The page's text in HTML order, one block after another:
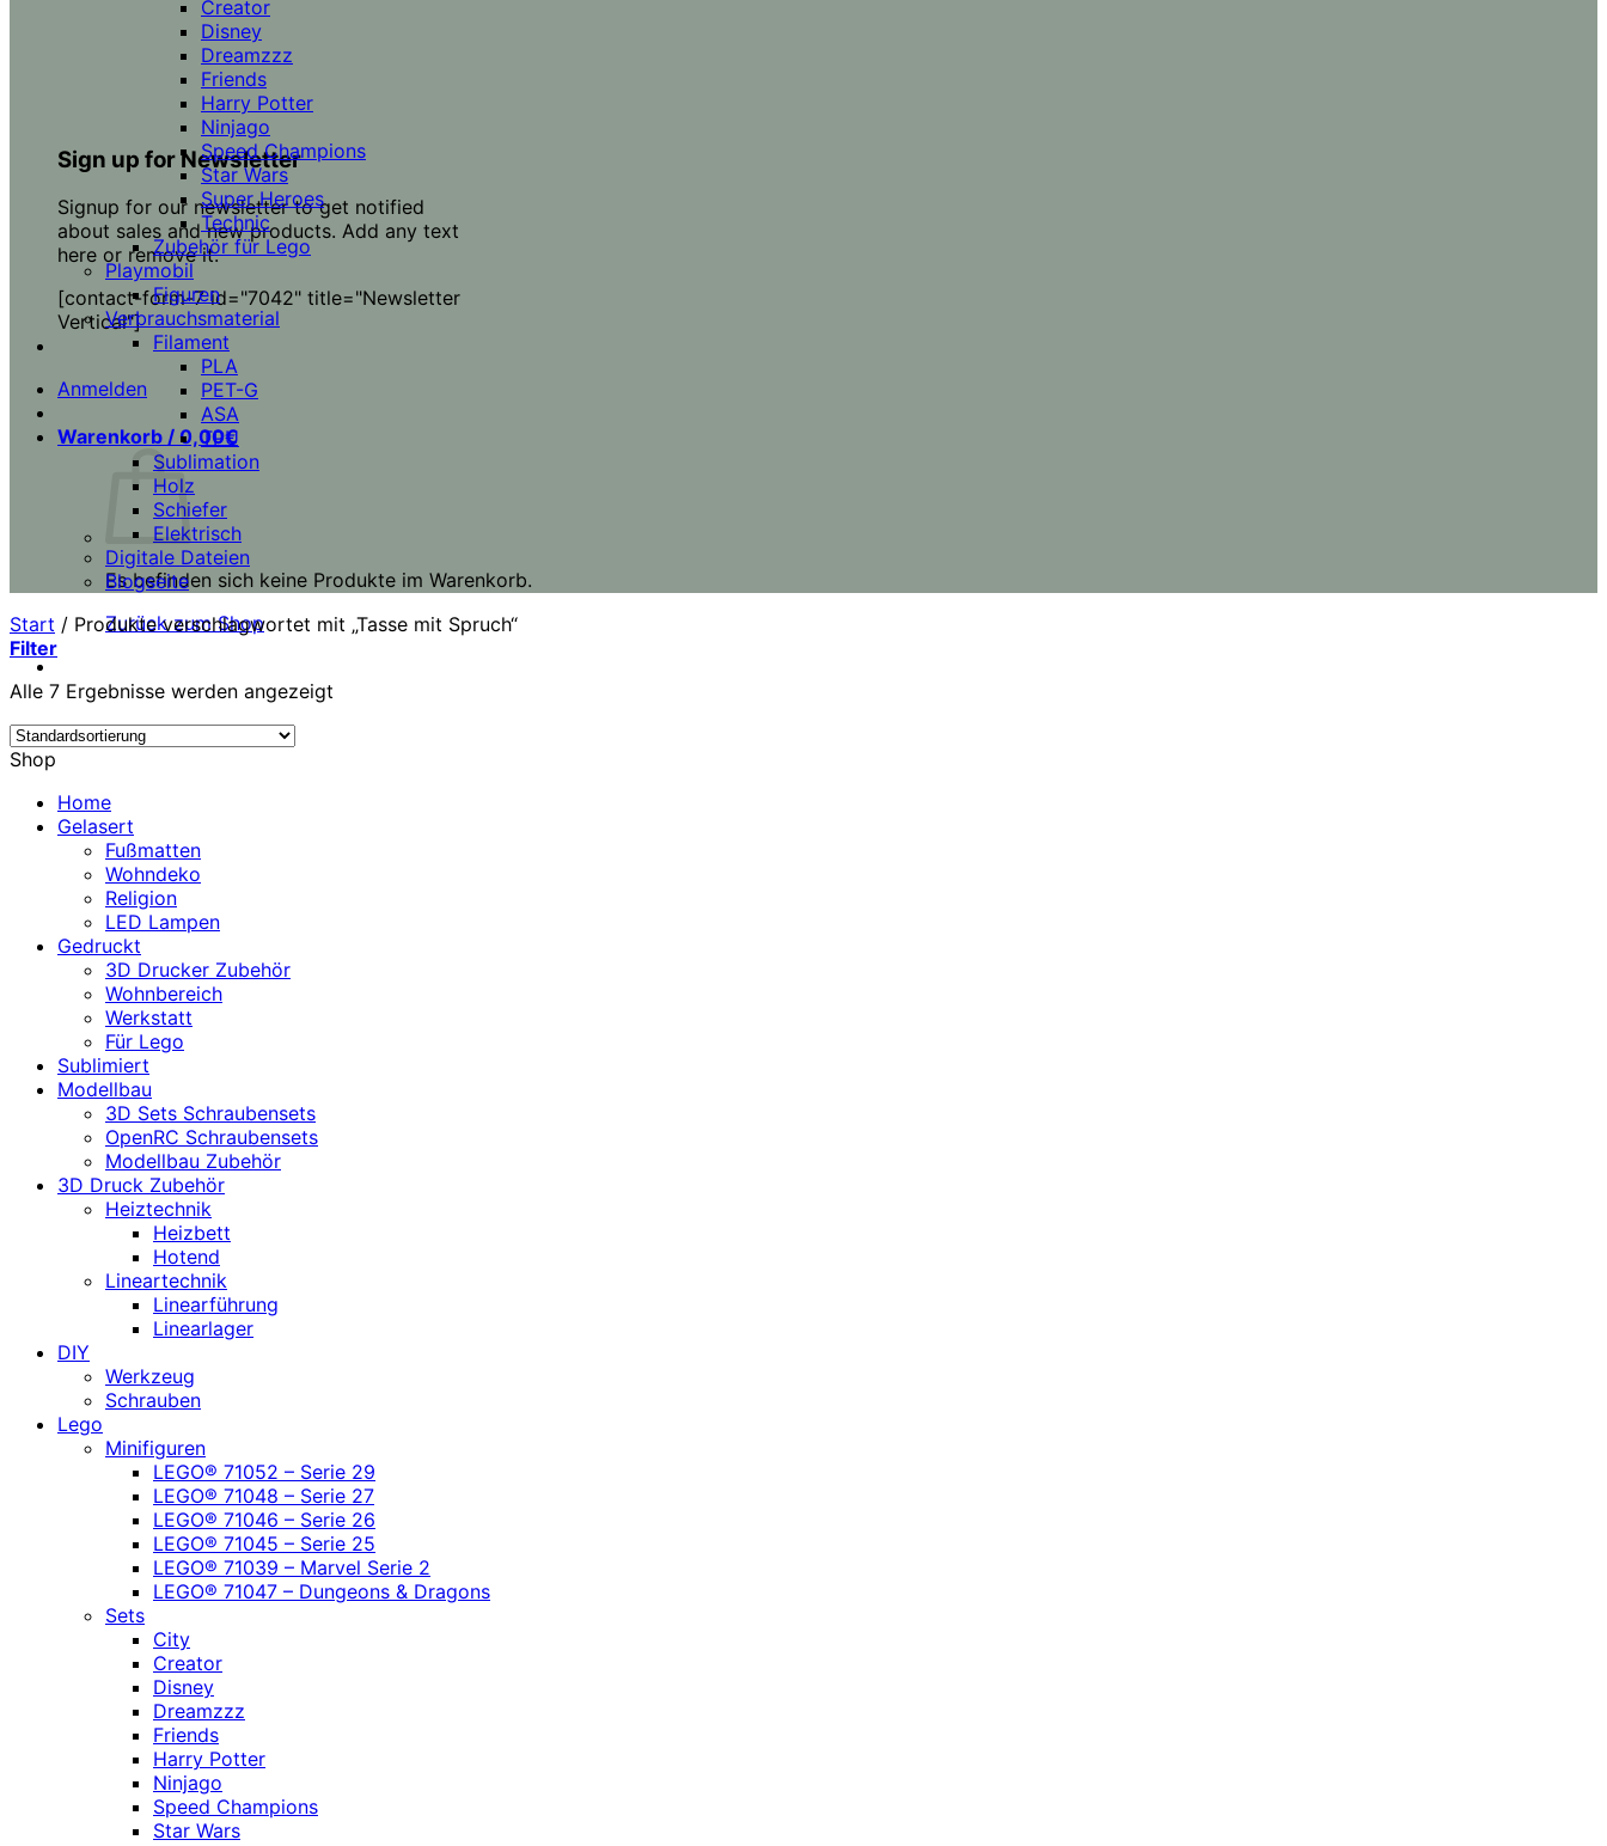
Sign up for Newsletter
Signup for our newsletter to get notified
about sales and new products. Add any text
here or remove it.
[contact-form-7 id="7042" title="Newsletter
Vertical"]
Anmelden
Warenkorb / 0,00€
Es befinden sich keine Produkte im Warenkorb.
Zurück zum Shop
Creator
Disney
Dreamzzz
Friends
Harry Potter
Ninjago
Speed Champions
Star Wars
Super Heroes
Technic
Zubehör für Lego
Playmobil
Figuren
Verbrauchsmaterial
Filament
PLA
PET-G
ASA
TPU
Sublimation
Holz
Schiefer
Elektrisch
Digitale Dateien
Blogseite
Start / Produkte verschlagwortet mit „Tasse mit Spruch“
Filter
Alle 7 Ergebnisse werden angezeigt
Shop
Home
Gelasert
Fußmatten
Wohndeko
Religion
LED Lampen
Gedruckt
3D Drucker Zubehör
Wohnbereich
Werkstatt
Für Lego
Sublimiert
Modellbau
3D Sets Schraubensets
OpenRC Schraubensets
Modellbau Zubehör
3D Druck Zubehör
Heiztechnik
Heizbett
Hotend
Lineartechnik
Linearführung
Linearlager
DIY
Werkzeug
Schrauben
Lego
Minifiguren
LEGO® 71052 – Serie 29
LEGO® 71048 – Serie 27
LEGO® 71046 – Serie 26
LEGO® 71045 – Serie 25
LEGO® 71039 – Marvel Serie 2
LEGO® 71047 – Dungeons & Dragons
Sets
City
Creator
Disney
Dreamzzz
Friends
Harry Potter
Ninjago
Speed Champions
Star Wars